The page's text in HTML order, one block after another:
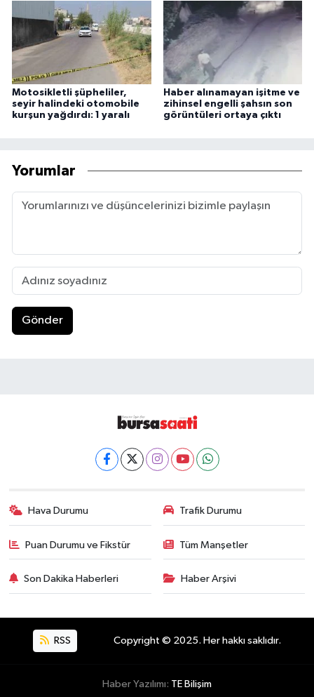
Motosikletli şüpheliler,
seyir halindeki otomobile
kurşun yağdırdı: 1 yaralı
Haber alınamayan işitme ve
zihinsel engelli şahsın son
görüntüleri ortaya çıktı
Yorumlar
Gönder
Hava Durumu Trafik Durumu
Puan Durumu ve Fikstür Tüm Manşetler
Son Dakika Haberleri Haber Arşivi
RSS Copyright © 2025. Her hakkı saklıdır.
Haber Yazılımı: TE Bilişim